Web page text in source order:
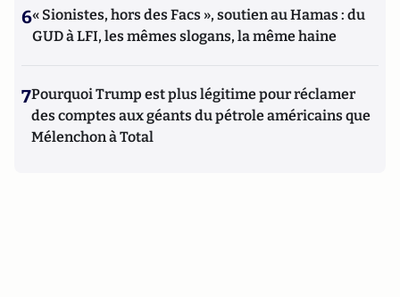
6« Sionistes, hors des Facs », soutien au Hamas : du
GUD à LFI, les mêmes slogans, la même haine
7Pourquoi Trump est plus légitime pour réclamer
des comptes aux géants du pétrole américains que
Mélenchon à Total